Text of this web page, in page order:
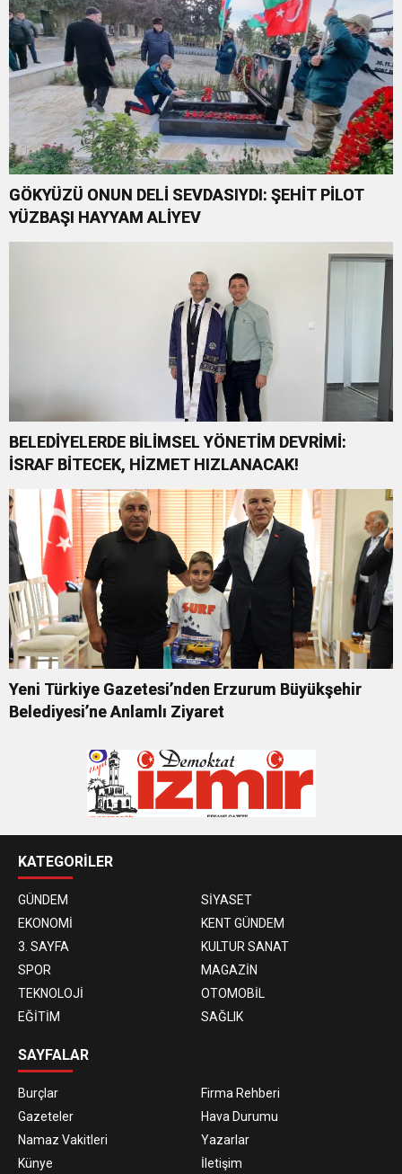
GÖKYÜZÜ ONUN DELİ SEVDASIYDI: ŞEHİT PİLOT
YÜZBAŞI HAYYAM ALİYEV
BELEDİYELERDE BİLİMSEL YÖNETİM DEVRİMİ:
İSRAF BİTECEK, HİZMET HIZLANACAK!
Yeni Türkiye Gazetesi’nden Erzurum Büyükşehir
Belediyesi’ne Anlamlı Ziyaret
KATEGORİLER
GÜNDEM
SİYASET
EKONOMİ
KENT GÜNDEM
3. SAYFA
KULTUR SANAT
SPOR
MAGAZİN
TEKNOLOJİ
OTOMOBİL
EĞİTİM
SAĞLIK
SAYFALAR
Burçlar
Firma Rehberi
Gazeteler
Hava Durumu
Namaz Vakitleri
Yazarlar
Künye
İletişim